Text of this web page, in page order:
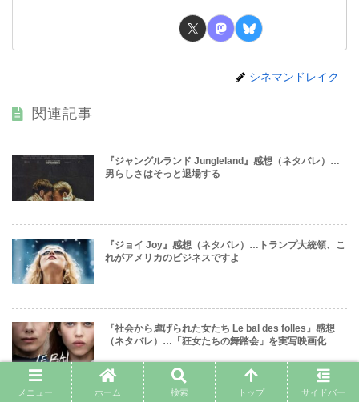
シネマンドレイク
関連記事
『ジャングルランド Jungleland』感想（ネタバレ）…
男らしさはそっと退場する
『ジョイ Joy』感想（ネタバレ）…トランプ大統領、こ
れがアメリカのビジネスですよ
『社会から虐げられた女たち Le bal des folles』感想
（ネタバレ）…「狂女たちの舞踏会」を実写映画化
メニュー ホーム 検索 トップ サイドバー